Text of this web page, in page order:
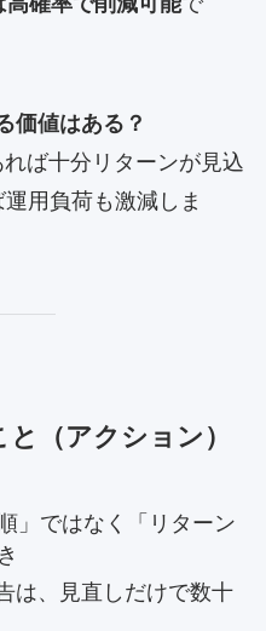
価値はある？
ば十分リターンが見込
用負荷も激減しま
（アクション）
」ではなく「リターン
は、見直しだけで数十